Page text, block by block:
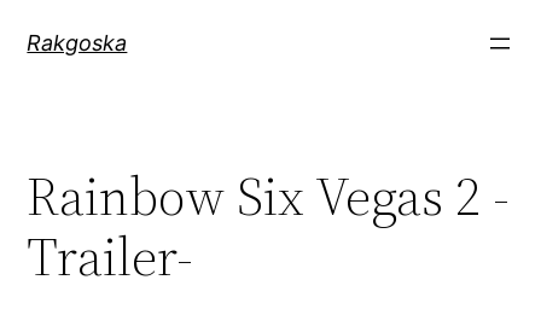
InhaltRakgoska
Rainbow Six Vegas 2 -
Trailer-